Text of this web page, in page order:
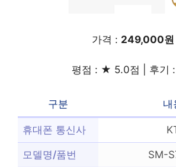
가격 : 249,000원
평점 : ★ 5.0점 | 후기 :
구분 내
휴대폰 통신사
모델명/품번 SM-